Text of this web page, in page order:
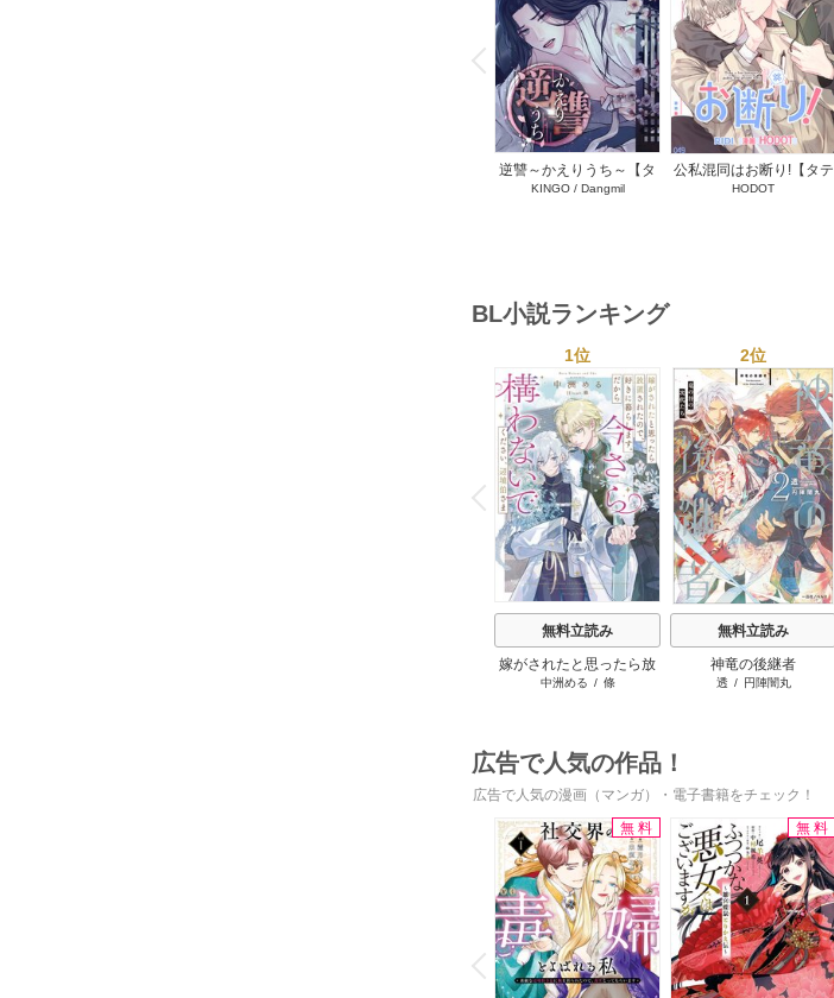
P
r
e
v
i
o
u
s
逆讐～かえりうち～【タ
テヨミ】 36巻
KINGO/ Dangmil
公私混同はお断り!【タテ
ヨミ】 67巻
HODOT
BL小説ランキング
P
r
e
v
i
o
u
s
1位
無料立読み
嫁がされたと思ったら放
置されたので、好きに暮
境伯さま
中洲める / 條
2位
無料立読み
神竜の後継者
透 / 円陣闇丸
広告で人気の作品！
広告で人気の漫画（マンガ）・電子書籍をチェック！
P
r
e
v
i
o
u
s
無料 無料